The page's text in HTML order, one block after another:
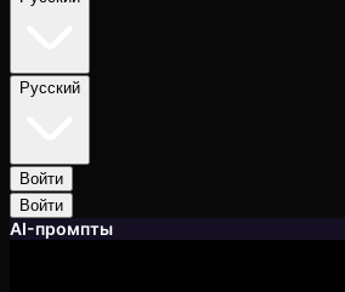
Русский
Войти
Войти
AI-промпты